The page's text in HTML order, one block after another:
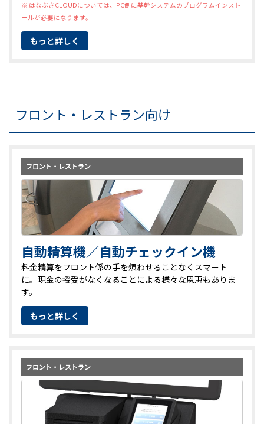
※ はなぶさCLOUDについては、PC側に基幹システムのプログラムインスト
ールが必要になります。
もっと詳しく
フロント・レストラン向け
フロント・レストラン
自動精算機／自動チェックイン機
料金精算をフロント係の手を煩わせることなくスマート
に。現金の授受がなくなることによる様々な恩恵もありま
す。
もっと詳しく
フロント・レストラン